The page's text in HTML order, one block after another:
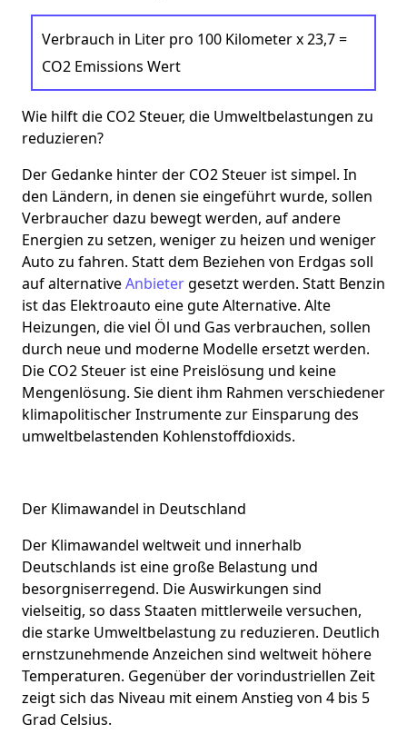
Verbrauch in Liter pro 100 Kilometer x 23,7 =
CO2 Emissions Wert
Wie hilft die CO2 Steuer, die Umweltbelastungen zu
reduzieren?
Der Gedanke hinter der CO2 Steuer ist simpel. In
den Ländern, in denen sie eingeführt wurde, sollen
Verbraucher dazu bewegt werden, auf andere
Energien zu setzen, weniger zu heizen und weniger
Auto zu fahren. Statt dem Beziehen von Erdgas soll
auf alternativeAnbietergesetzt werden. Statt Benzin
ist das Elektroauto eine gute Alternative. Alte
Heizungen, die viel Öl und Gas verbrauchen, sollen
durch neue und moderne Modelle ersetzt werden.
Die CO2 Steuer ist eine Preislösung und keine
Mengenlösung. Sie dient ihm Rahmen verschiedener
klimapolitischer Instrumente zur Einsparung des
umweltbelastenden Kohlenstoffdioxids.
Der Klimawandel in Deutschland
Der Klimawandel weltweit und innerhalb
Deutschlands ist eine große Belastung und
besorgniserregend. Die Auswirkungen sind
vielseitig, so dass Staaten mittlerweile versuchen,
die starke Umweltbelastung zu reduzieren. Deutlich
ernstzunehmende Anzeichen sind weltweit höhere
Temperaturen. Gegenüber der vorindustriellen Zeit
zeigt sich das Niveau mit einem Anstieg von 4 bis 5
Grad Celsius.